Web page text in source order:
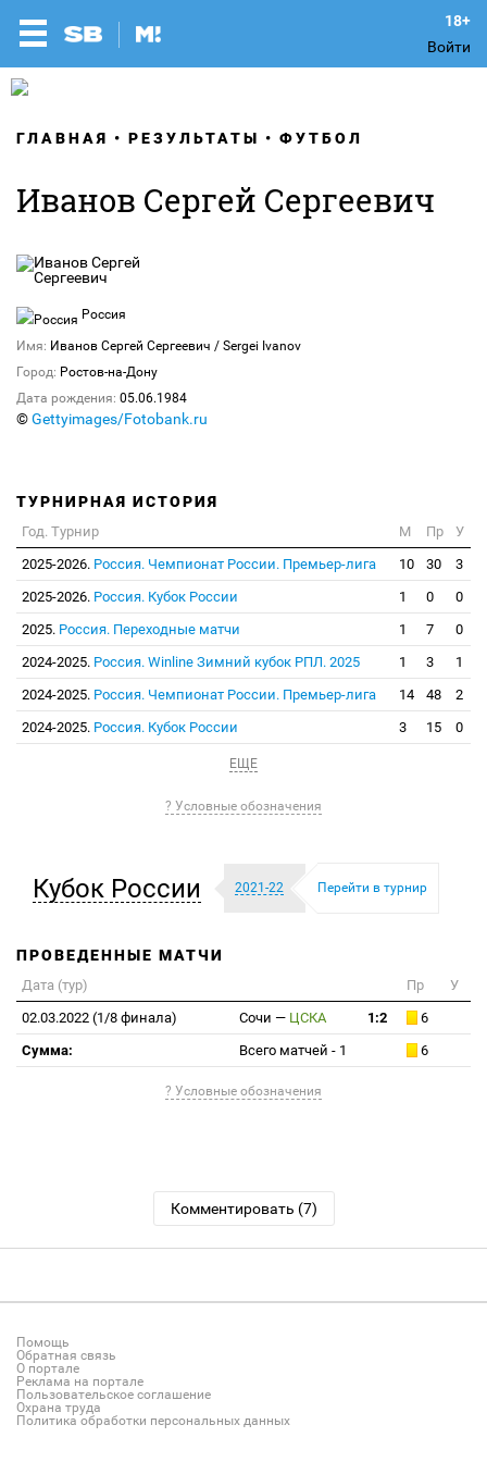
Войти
ГЛАВНАЯ РЕЗУЛЬТАТЫ ФУТБОЛ
Иванов Сергей Сергеевич
Россия
Имя: Иванов Сергей Сергеевич / Sergei Ivanov
Город: Ростов-на-Дону
Дата рождения: 05.06.1984
©Gettyimages/Fotobank.ru
ТУРНИРНАЯ ИСТОРИЯ
Год. Турнир М Пр
У
2025-2026. Россия. Чемпионат России. Премьер-лига 10 30
3
2025-2026. Россия. Кубок России 1 0
0
2025. Россия. Переходные матчи 1 7
0
2024-2025. Россия. Winline Зимний кубок РПЛ. 2025 1 3
1
2024-2025. Россия. Чемпионат России. Премьер-лига 14 48
2
2024-2025. Россия. Кубок России 3 15 0
ЕЩЕ
? Условные обозначения
Кубок России 2021-22 Перейти в турнир
ПРОВЕДЕННЫЕ МАТЧИ
Дата (тур) Пр
У
02.03.2022 (1/8 финала)
Сочи — ЦСКА 1:2
6
Сумма:
Всего матчей - 1 6
? Условные обозначения
Комментировать (7)
Помощь
Обратная связь
О портале
Реклама на портале
Пользовательское соглашение
Охрана труда
Политика обработки персональных данных